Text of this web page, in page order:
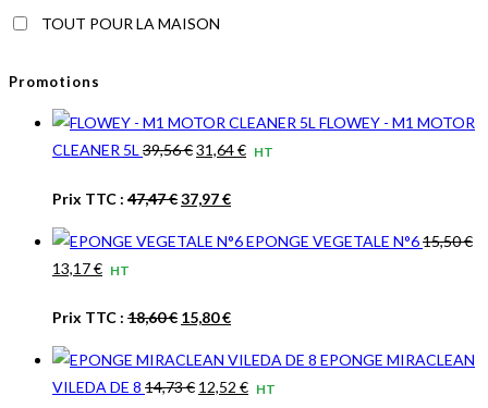
TOUT POUR LA MAISON
Promotions
FLOWEY - M1 MOTOR
CLEANER 5L 39,56€Le
initial
31,64€LeHT
Prix TTC : 47,47€Le
initial
37,97€Le
actuel
EPONGE VEGETALE N°615,50€
Le
initial
était :
13,17€Le
actuel
HT
Prix TTC : 18,60€ Le
initial
était :
15,80€Le
actuel
est :
EPONGE MIRACLEAN
VILEDA DE 8 14,73€ Le
12,52 €LeHT